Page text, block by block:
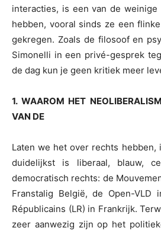
interacties, is een van de
hebben, vooral sinds ze een
gekregen. Zoals de filosoof en
Simonelli in een privé-gesprek
de dag kun je geen kritiek meer
1. WAAROM HET
VAN DE
Laten we het over rechts hebben,
duidelijkst is liberaal, blauw,
democratisch rechts: de
Franstalig België, de Open-VLD
Républicains (LR) in Frankrijk.
zeer aanwezig zijn op het